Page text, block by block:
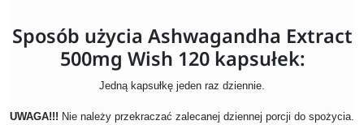
Sposób użycia Ashwagandha Extract
500mg Wish 120 kapsułek:
Jedną kapsułkę jeden raz dziennie.
UWAGA!!! Nie należy przekraczać zalecanej dziennej porcji do spożycia.